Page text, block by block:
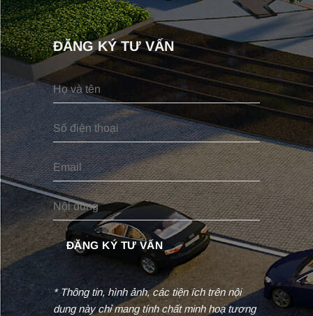
ĐĂNG KÝ TƯ VẤN
* Thông tin, hình ảnh, các tiện ích trên nội
dung này chỉ mang tính chất minh hoạ tương